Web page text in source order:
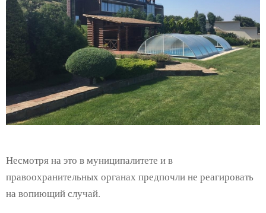
Несмотря на это в муниципалитете и в
правоохранительных органах предпочли не реагировать
на вопиющий случай.